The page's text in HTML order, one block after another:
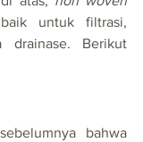
untuk filtrasi,
drainase. Berikut